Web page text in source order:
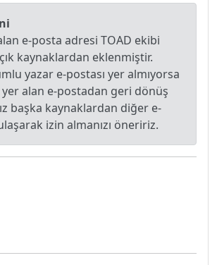
e-posta adresi TOAD ekibi
kaynaklardan eklenmiştir.
yazar e-postası yer almıyorsa
alan e-postadan geri dönüş
başka kaynaklardan diğer e-
izin almanızı öneririz.